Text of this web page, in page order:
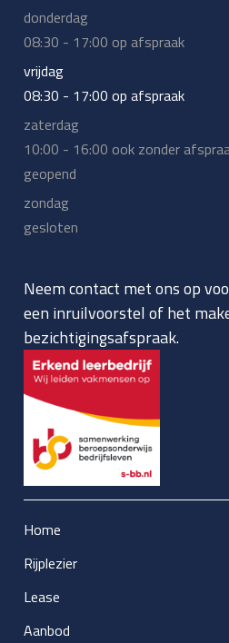
donderdag
08:30 - 17:00 op afspraak
vrijdag
08:30 - 17:00 op afspraak
zaterdag
10:00 - 16:00 ook zonder
geopend
zondag
gesloten
Neem contact met ons op
een inruilvoorstel of het
bezichtigingsafspraak.
Home
Rijplezier
Lease
Aanbod